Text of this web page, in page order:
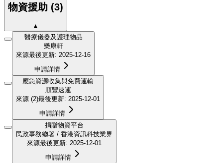
物資援助 (3)
▲
醫療儀器及護理物品
樂康軒
來源最後更新: 2025-12-16
申請詳情
應急資源收集與免費運輸
順豐速運
來源 (2)最後更新: 2025-12-01
申請詳情
捐贈物資平台
民政事務總署 / 香港資訊科技業界
來源最後更新: 2025-12-01
申請詳情